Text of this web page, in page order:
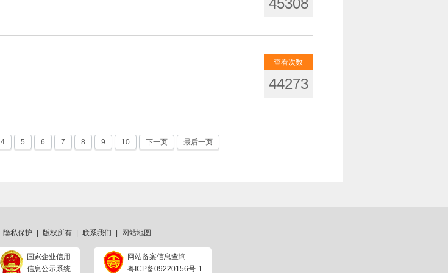
45308
查看次数
44273
4 5 6 7 8 9 10 下一页 最后一页
隐私保护 版权所有 联系我们 网站地图
国家企业信用
信息公示系统
网站备案信息查询
粤ICP备09220156号-1